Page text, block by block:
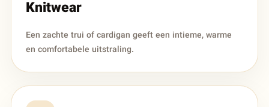
Knitwear
Een zachte trui of cardigan geeft een intieme, warme
en comfortabele uitstraling.